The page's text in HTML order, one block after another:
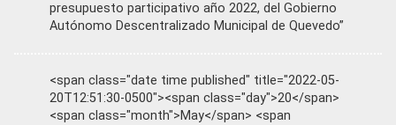
presupuesto participativo año 2022, del Gobierno
Autónomo Descentralizado Municipal de Quevedo”
<span class="date time published" title="2022-05-
20T12:51:30-0500"><span class="day">20</span>
<span class="month">May</span> <span